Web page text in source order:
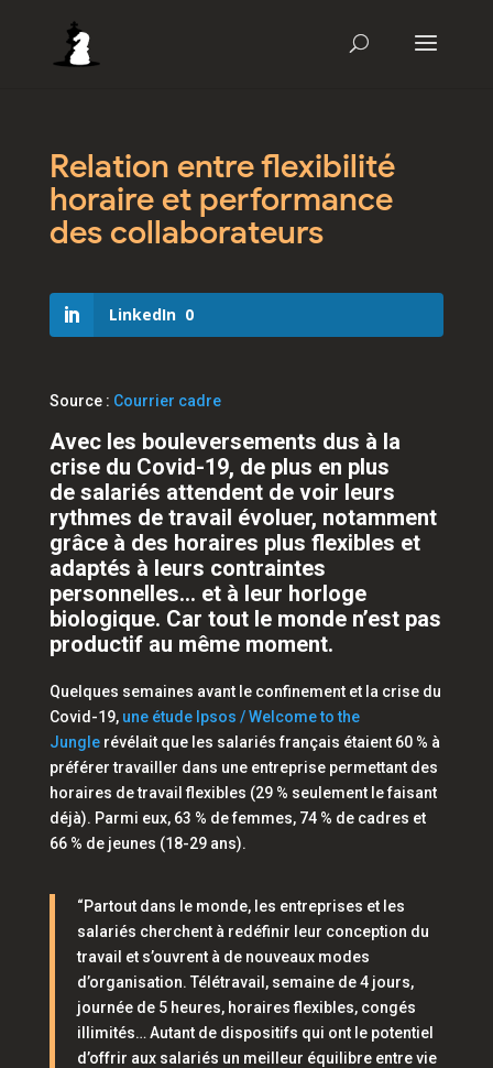
Relation entre flexibilité
horaire et performance
des collaborateurs
LinkedIn 0
Source : Courrier cadre
Avec les bouleversements dus à la
crise du Covid-19, de plus en plus
de salariés attendent de voir leurs
rythmes de travail évoluer, notamment
grâce à des horaires plus flexibles et
adaptés à leurs contraintes
personnelles… et à leur horloge
biologique. Car tout le monde n’est pas
productif au même moment.
Quelques semaines avant le confinement et la crise du
Covid-19, une étude Ipsos / Welcome to the
Junglerévélait que les salariés français étaient 60 % à
préférer travailler dans une entreprise permettant des
horaires de travail flexibles (29 % seulement le faisant
déjà). Parmi eux, 63 % de femmes, 74 % de cadres et
66 % de jeunes (18-29 ans).
“Partout dans le monde, les entreprises et les
salariés cherchent à redéfinir leur conception du
travail et s’ouvrent à de nouveaux modes
d’organisation. Télétravail, semaine de 4 jours,
journée de 5 heures, horaires flexibles, congés
illimités… Autant de dispositifs qui ont le potentiel
d’offrir aux salariés un meilleur équilibre entre vie